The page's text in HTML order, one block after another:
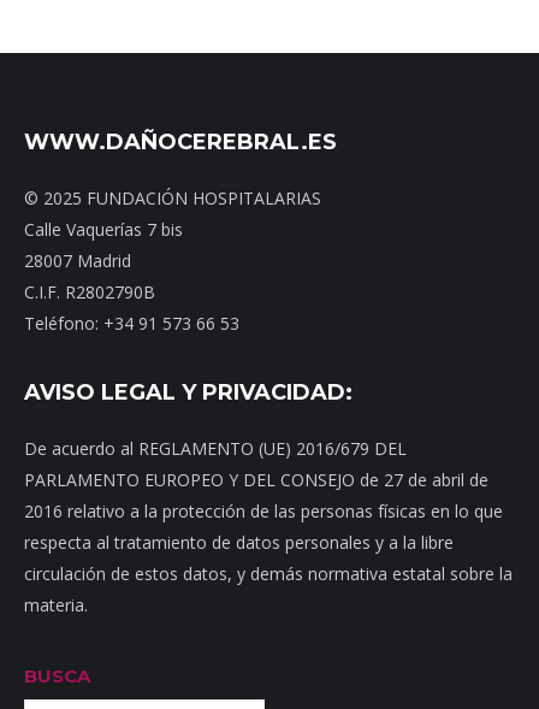
WWW.DAÑOCEREBRAL.ES
© 2025 FUNDACIÓN HOSPITALARIAS
Calle Vaquerías 7 bis
28007 Madrid
C.I.F. R2802790B
Teléfono: +34 91 573 66 53
AVISO LEGAL Y PRIVACIDAD:
De acuerdo al REGLAMENTO (UE) 2016/679 DEL
PARLAMENTO EUROPEO Y DEL CONSEJO de 27 de abril de
2016 relativo a la protección de las personas físicas en lo que
respecta al tratamiento de datos personales y a la libre
circulación de estos datos, y demás normativa estatal sobre la
materia.
BUSCA